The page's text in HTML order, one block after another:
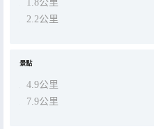
1.8公里
2.2公里
景點
4.9公里
7.9公里